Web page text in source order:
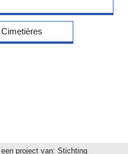
project van: Stichting